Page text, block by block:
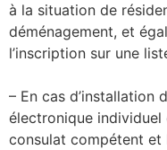
à la situation de
déménagement, et
l’inscription sur une
– En cas d’installation
électronique
consulat compétent et